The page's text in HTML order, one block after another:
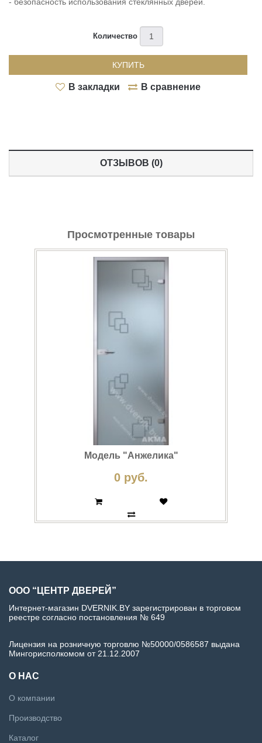
Количество
КУПИТЬ
В закладки В сравнение
ОТЗЫВОВ (0)
Просмотренные товары
Модель "Анжелика"
0 руб.
ООО “ЦЕНТР ДВЕРЕЙ”
Интернет-магазин DVERNIK.BY зарегистрирован в торговом
реестре согласно постановления № 649
Лицензия на розничную торговлю №50000/0586587 выдана
Мингорисполкомом от 21.12.2007
О НАС
О компании
Производство
Каталог